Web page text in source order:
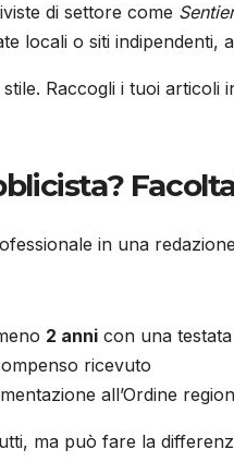
di settore come
locali o siti indipendenti,
Raccogli i tuoi articoli
in una
2 anni con una
ricevuto
all’Ordine
ma può fare la